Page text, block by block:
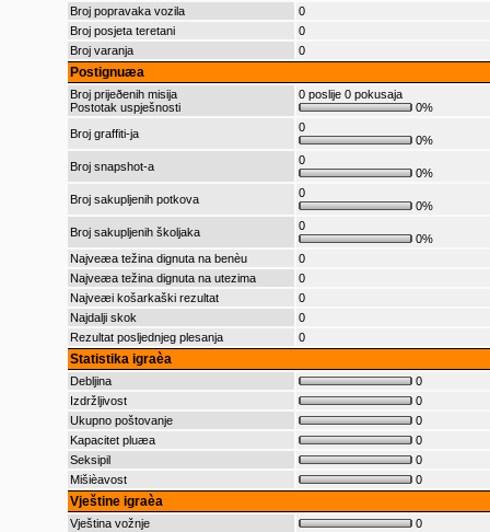
Broj popravaka vozila
0
Broj posjeta teretani
0
Broj varanja
0
Postignuæa
Broj prijeðenih misija
Postotak uspješnosti
0 poslije 0 pokusaja
0%
Broj graffiti-ja
0
0%
Broj snapshot-a
0
0%
Broj sakupljenih potkova
0
0%
Broj sakupljenih školjaka
0
0%
Najveæa težina dignuta na benèu
0
Najveæa težina dignuta na utezima
0
Najveæi košarkaški rezultat
0
Najdalji skok
0
Rezultat posljednjeg plesanja
0
Statistika igraèa
Debljina
0
Izdržljivost
0
Ukupno poštovanje
0
Kapacitet pluæa
0
Seksipil
0
Mišièavost
0
Vještine igraèa
Vještina vožnje
0